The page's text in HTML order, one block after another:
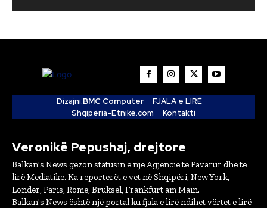
Dizajni:BMC Computer
FJALA e LIRË
Shqipëria-Etnike.com
Kontakti
Veronikë Pepushaj, drejtore
Balkan's News gëzon statusin e një Agjencie të Pavarur dhe të
lirë Mediatike. Ka reporterët e vet në Shqipëri, New York,
Londër, Paris, Romë, Bruksel, Frankfurt am Main.
Balkan's News është një portal ku fjala e lirë ndihet vërtet e lirë